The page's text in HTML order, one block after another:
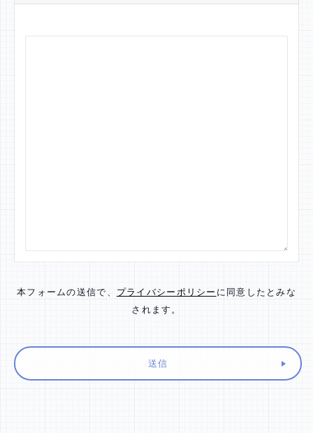
本フォームの送信で、 プライバシーポリシー に同意したとみな
されます。
送信